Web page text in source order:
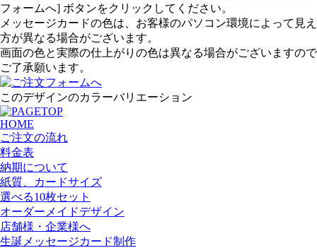
フォームへ] ボタンをクリックしてください。
メッセージカードの色は、お客様のパソコン環境によって見え
方が異なる場合がございます。
画面の色と実際の仕上がりの色は異なる場合がございますので
ご了承願います。
このデザインのカラーバリエーション
HOME
ご注文の流れ
料金表
納期について
紙質、カードサイズ
選べる10枚セット
オーダーメイドデザイン
店舗様・企業様へ
生誕メッセージカード制作